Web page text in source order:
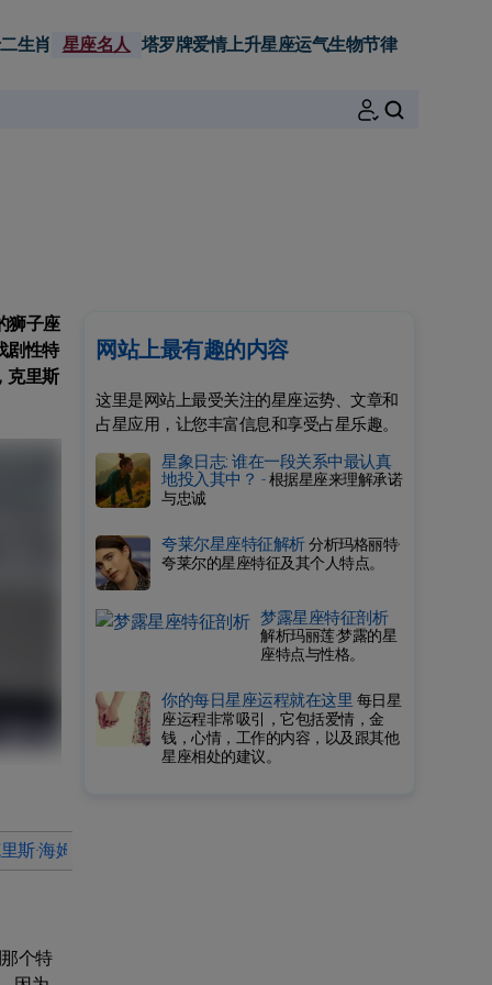
生肖 星座名人 塔罗牌爱情上升星座运气生物节律
狮子座
剧性特
克里斯
斯·海姆斯沃斯成为今天的主演？
个特
网站上最有趣的内容
这里是网站上最受关注的星座运势、文章和
占星应用，让您丰富信息和享受占星乐趣。
星象日志: 谁在一段关系中最认真
地投入其中？ -根据星座来理解承诺
与忠诚
夸莱尔星座特征解析分析玛格丽特·
夸莱尔的星座特征及其个人特点。
梦露星座特征剖析
解析玛丽莲·梦露的星
座特点与性格。
你的每日星座运程就在这里每日星
座运程非常吸引，它包括爱情，金
钱，心情，工作的内容，以及跟其他
星座相处的建议。